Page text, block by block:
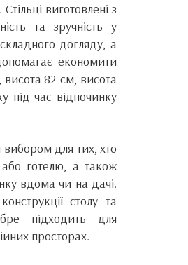
виготовлені з
та зручність у
догляду, а
економити
висота 82 см, висота
під час відпочинку
для тих, хто
готелю, а також
вдома чи на дачі.
столу та
підходить для
просторах.